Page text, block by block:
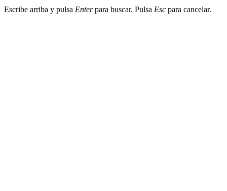
Escribe arriba y pulsa Enterpara buscar. Pulsa Esc para cancelar.